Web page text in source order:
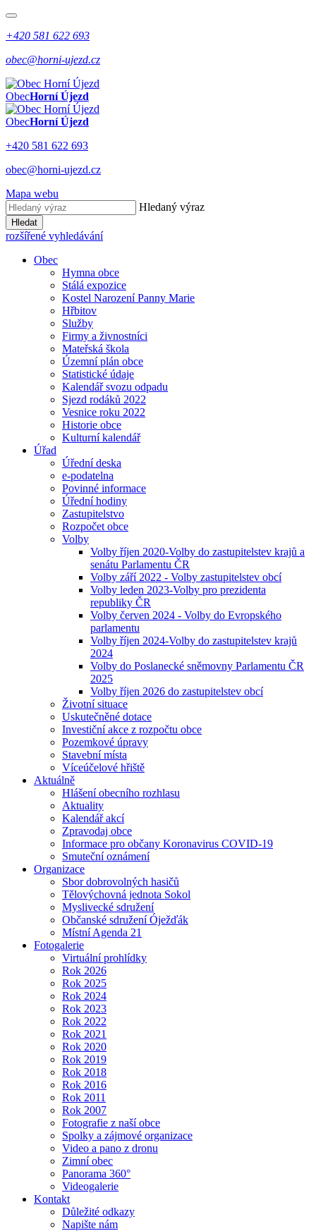
+420 581 622 693
obec@horni-ujezd.cz
ObecHorní Újezd
ObecHorní Újezd
+420 581 622 693
obec@horni-ujezd.cz
Mapa webu
Hledaný výraz
Hledat
rozšířené vyhledávání
Obec
Hymna obce
Stálá expozice
Kostel Narození Panny Marie
Hřbitov
Služby
Firmy a živnostníci
Mateřská škola
Územní plán obce
Statistické údaje
Kalendář svozu odpadu
Sjezd rodáků 2022
Vesnice roku 2022
Historie obce
Kulturní kalendář
Úřad
Úřední deska
e-podatelna
Povinné informace
Úřední hodiny
Zastupitelstvo
Rozpočet obce
Volby
Volby říjen 2020-Volby do zastupitelstev krajů a
senátu Parlamentu ČR
Volby září 2022 - Volby zastupitelstev obcí
Volby leden 2023-Volby pro prezidenta
republiky ČR
Volby červen 2024 - Volby do Evropského
parlamentu
Volby říjen 2024-Volby do zastupitelstev krajů
2024
Volby do Poslanecké sněmovny Parlamentu ČR
2025
Volby říjen 2026 do zastupitelstev obcí
Životní situace
Uskutečněné dotace
Investiční akce z rozpočtu obce
Pozemkové úpravy
Stavební místa
Víceúčelové hřiště
Aktuálně
Hlášení obecního rozhlasu
Aktuality
Kalendář akcí
Zpravodaj obce
Informace pro občany Koronavirus COVID-19
Smuteční oznámení
Organizace
Sbor dobrovolných hasičů
Tělovýchovná jednota Sokol
Myslivecké sdružení
Občanské sdružení Óježďák
Místní Agenda 21
Fotogalerie
Virtuální prohlídky
Rok 2026
Rok 2025
Rok 2024
Rok 2023
Rok 2022
Rok 2021
Rok 2020
Rok 2019
Rok 2018
Rok 2016
Rok 2011
Rok 2007
Fotografie z naší obce
Spolky a zájmové organizace
Video a pano z dronu
Zimní obec
Panorama 360°
Videogalerie
Kontakt
Důležité odkazy
Napište nám